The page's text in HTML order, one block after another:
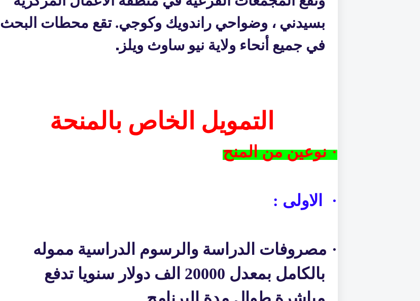
بسيدني ، وضواحي راندويك وكوجي. تقع محطات البحث
في جميع أنحاء ولاية نيو ساوث ويلز .
التمويل الخاص بالمنحة
· نوعين من المنح
· الاولى :
· مصروفات الدراسة والرسوم الدراسية مموله
بالكامل بمعدل 20000 الف دولار سنويا تدفع